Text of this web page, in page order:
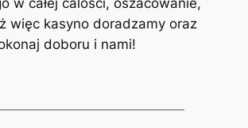
więc kasyno doradzamy oraz
doboru i nami!